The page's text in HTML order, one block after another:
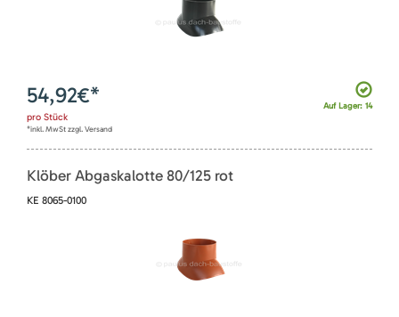
Auf Lager: 14
54,92€*
pro Stück
*inkl. MwSt zzgl. Versand
Klöber Abgaskalotte 80/125 rot
KE 8065-0100